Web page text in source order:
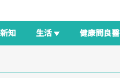
新知 生活 健康問良醫
良醫生活祭